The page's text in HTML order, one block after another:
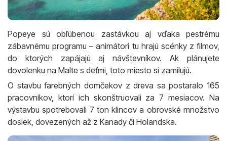
Popeye sú obľúbenou zastávkou aj vďaka pestrému
zábavnému programu – animátori tu hrajú scénky z filmov,
do ktorých zapájajú aj návštevníkov. Ak plánujete
dovolenku na Malte s deťmi, toto miesto si zamilujú.
O stavbu farebných domčekov z dreva sa postaralo 165
pracovníkov, ktorí ich skonštruovali za 7 mesiacov. Na
výstavbu spotrebovali 7 ton klincov a obrovské množstvo
dosiek, dovezených až z Kanady či Holandska.